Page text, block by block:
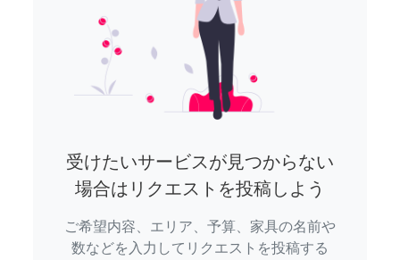
受けたいサービスが見つからない
場合はリクエストを投稿しよう
ご希望内容、エリア、予算、家具の名前や
数などを入力してリクエストを投稿する